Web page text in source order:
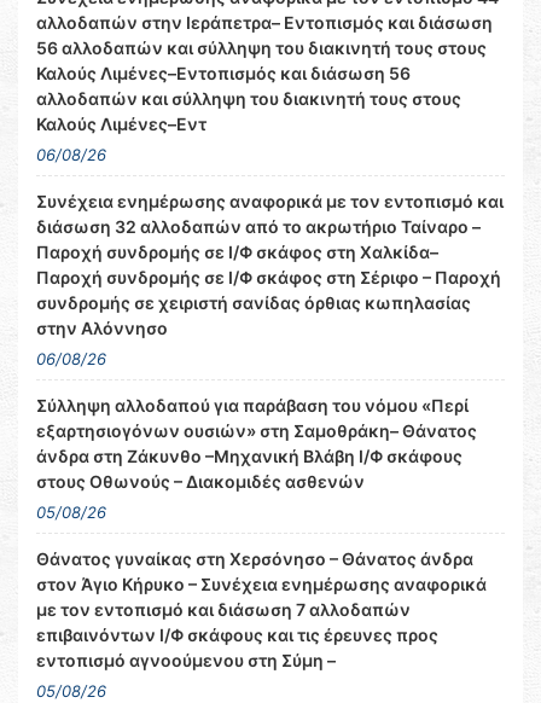
αλλοδαπών στην Ιεράπετρα– Εντοπισμός και διάσωση
56 αλλοδαπών και σύλληψη του διακινητή τους στους
Καλούς Λιμένες–Εντοπισμός και διάσωση 56
αλλοδαπών και σύλληψη του διακινητή τους στους
Καλούς Λιμένες–Εντ
06/08/26
Συνέχεια ενημέρωσης αναφορικά με τον εντοπισμό και
διάσωση 32 αλλοδαπών από το ακρωτήριο Ταίναρο –
Παροχή συνδρομής σε Ι/Φ σκάφος στη Χαλκίδα–
Παροχή συνδρομής σε Ι/Φ σκάφος στη Σέριφο – Παροχή
συνδρομής σε χειριστή σανίδας όρθιας κωπηλασίας
στην Αλόννησο
06/08/26
Σύλληψη αλλοδαπού για παράβαση του νόμου «Περί
εξαρτησιογόνων ουσιών» στη Σαμοθράκη– Θάνατος
άνδρα στη Ζάκυνθο –Μηχανική Βλάβη Ι/Φ σκάφους
στους Οθωνούς – Διακομιδές ασθενών
05/08/26
Θάνατος γυναίκας στη Χερσόνησο – Θάνατος άνδρα
στον Άγιο Κήρυκο – Συνέχεια ενημέρωσης αναφορικά
με τον εντοπισμό και διάσωση 7 αλλοδαπών
επιβαινόντων Ι/Φ σκάφους και τις έρευνες προς
εντοπισμό αγνοούμενου στη Σύμη –
05/08/26